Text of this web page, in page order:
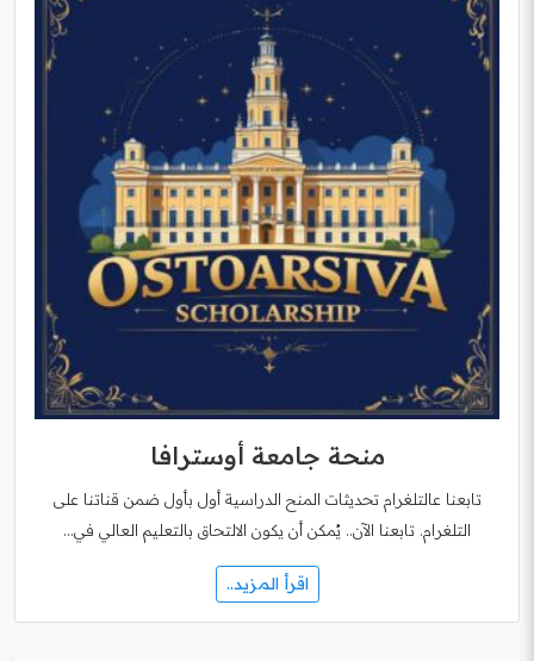
منحة جامعة أوسترافا
تابعنا عالتلغرام تحديثات المنح الدراسية أول بأول ضمن قناتنا على
التلغرام. تابعنا الآن.. يُمكن أن يكون الالتحاق بالتعليم العالي في…
اقرأ المزيد..